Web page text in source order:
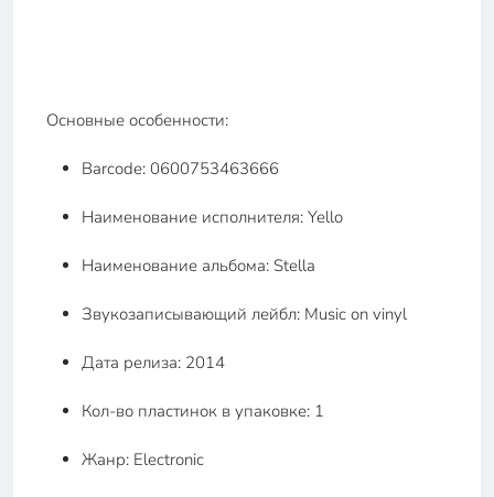
Основные особенности:
Barcode: 0600753463666
Наименование исполнителя: Yello
Наименование альбома: Stella
Звукозаписывающий лейбл: Music on vinyl
Дата релиза: 2014
Кол-во пластинок в упаковке: 1
Жанр: Electronic